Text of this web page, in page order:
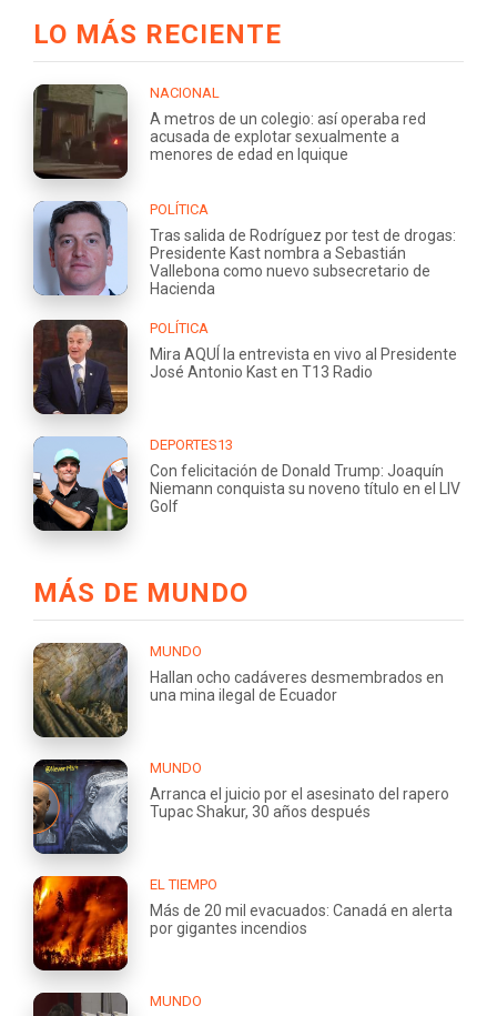
LO MÁS RECIENTE
NACIONAL
A metros de un colegio: así operaba red
acusada de explotar sexualmente a
menores de edad en Iquique
POLÍTICA
Tras salida de Rodríguez por test de drogas:
Presidente Kast nombra a Sebastián
Vallebona como nuevo subsecretario de
Hacienda
POLÍTICA
Mira AQUÍ la entrevista en vivo al Presidente
José Antonio Kast en T13 Radio
DEPORTES13
Con felicitación de Donald Trump: Joaquín
Niemann conquista su noveno título en el LIV
Golf
MÁS DE MUNDO
MUNDO
Hallan ocho cadáveres desmembrados en
una mina ilegal de Ecuador
MUNDO
Arranca el juicio por el asesinato del rapero
Tupac Shakur, 30 años después
EL TIEMPO
Más de 20 mil evacuados: Canadá en alerta
por gigantes incendios
MUNDO